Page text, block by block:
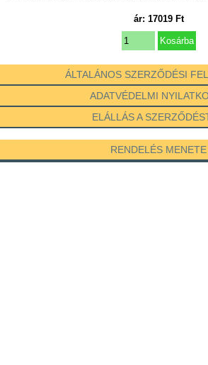
ár: 17019Ft
ÁLTALÁNOS SZERZŐDÉSI
ADATVÉDELMI
ELÁLLÁS A
RENDELÉS MENETE